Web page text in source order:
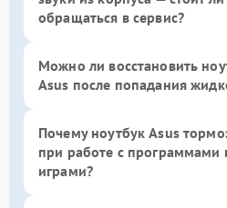
обращаться в сервис?
Можно ли восстановить
Asus после попадания
Почему ноутбук Asus
при работе с программами
играми?